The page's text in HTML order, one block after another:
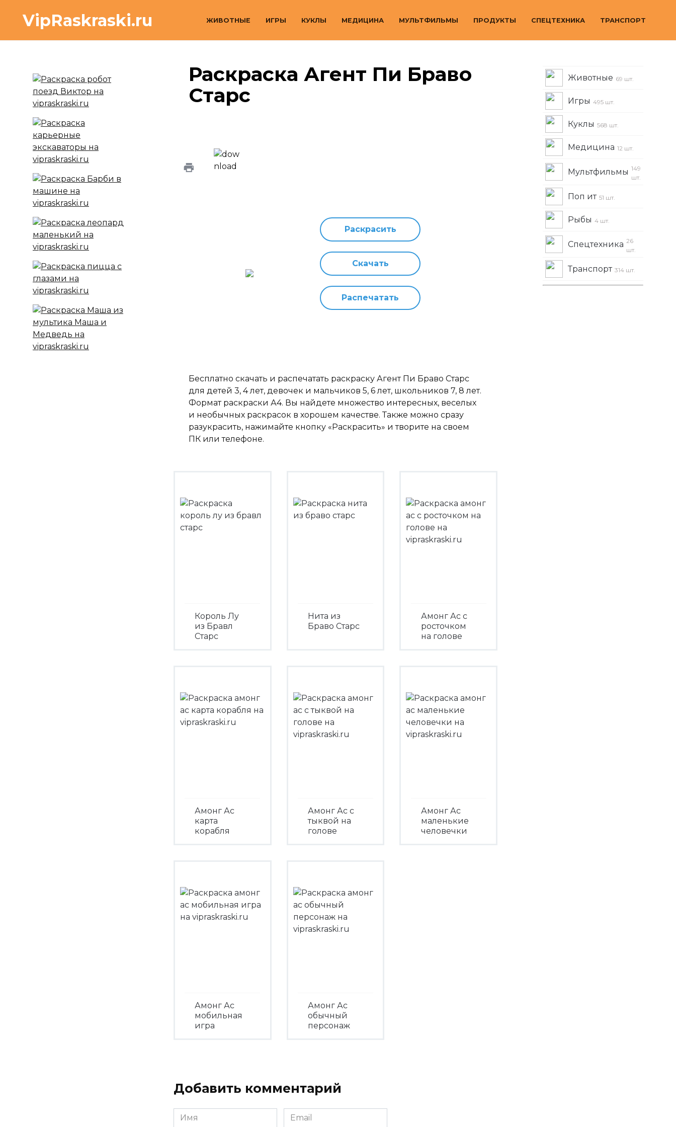
содержанию
VipRaskraski.ru ЖИВОТНЫЕ ИГРЫ КУКЛЫ МЕДИЦИНА МУЛЬТФИЛЬМЫ ПРОДУКТЫ СПЕЦТЕХНИКА ТРАНСПОРТ
Раскраска Агент Пи Браво
Старс
Раскрасить
Скачать
Распечатать
Бесплатно скачать и распечатать раскраску Агент Пи Браво Старс
для детей 3, 4 лет, девочек и мальчиков 5, 6 лет, школьников 7, 8 лет.
Формат раскраски А4. Вы найдете множество интересных, веселых
и необычных раскрасок в хорошем качестве. Также можно сразу
разукрасить, нажимайте кнопку «Раскрасить» и творите на своем
ПК или телефоне.
Король Лу
из Бравл
Старс
Нита из
Браво Старс
Амонг Ас с
росточком
на голове
Амонг Ас
карта
корабля
Амонг Ас с
тыквой на
голове
Амонг Ас
маленькие
человечки
Амонг Ас
мобильная
игра
Амонг Ас
обычный
персонаж
Добавить комментарий
Имя
Email
Животные 69 шт.
Игры 495 шт.
Куклы 568 шт.
Медицина 12 шт.
Мультфильмы 149
шт.
Поп ит 51 шт.
Рыбы 4 шт.
Спецтехника 26
шт.
Транспорт 314 шт.